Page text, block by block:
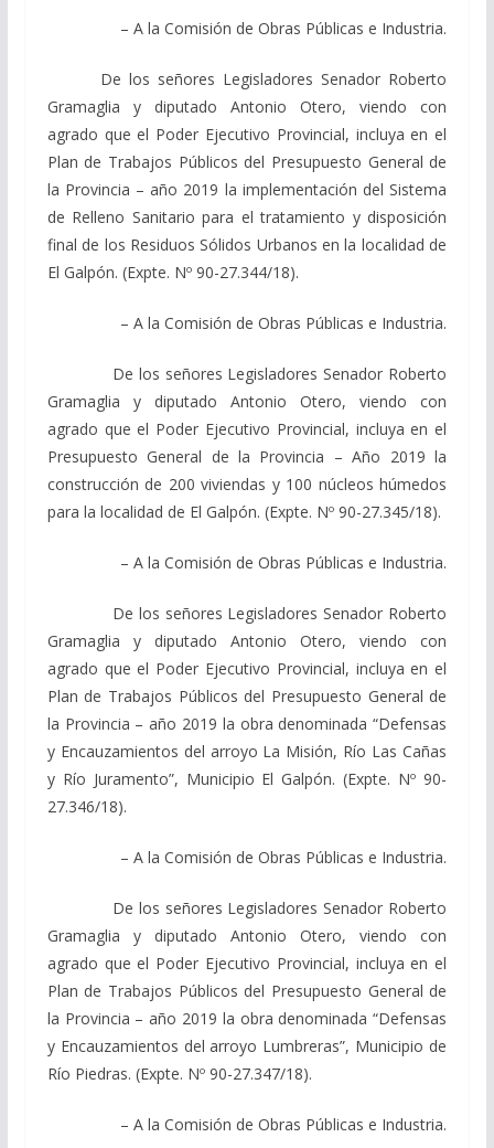
– A la Comisión de Obras Públicas e Industria.
De los señores Legisladores Senador Roberto
Gramaglia y diputado Antonio Otero, viendo con
agrado que el Poder Ejecutivo Provincial, incluya en el
Plan de Trabajos Públicos del Presupuesto General de
la Provincia – año 2019 la implementación del Sistema
de Relleno Sanitario para el tratamiento y disposición
final de los Residuos Sólidos Urbanos en la localidad de
El Galpón. (Expte. Nº 90-27.344/18).
– A la Comisión de Obras Públicas e Industria.
De los señores Legisladores Senador Roberto
Gramaglia y diputado Antonio Otero, viendo con
agrado que el Poder Ejecutivo Provincial, incluya en el
Presupuesto General de la Provincia – Año 2019 la
construcción de 200 viviendas y 100 núcleos húmedos
para la localidad de El Galpón. (Expte. Nº 90-27.345/18).
– A la Comisión de Obras Públicas e Industria.
De los señores Legisladores Senador Roberto
Gramaglia y diputado Antonio Otero, viendo con
agrado que el Poder Ejecutivo Provincial, incluya en el
Plan de Trabajos Públicos del Presupuesto General de
la Provincia – año 2019 la obra denominada “Defensas
y Encauzamientos del arroyo La Misión, Río Las Cañas
y Río Juramento”, Municipio El Galpón. (Expte. Nº 90-
27.346/18).
– A la Comisión de Obras Públicas e Industria.
De los señores Legisladores Senador Roberto
Gramaglia y diputado Antonio Otero, viendo con
agrado que el Poder Ejecutivo Provincial, incluya en el
Plan de Trabajos Públicos del Presupuesto General de
la Provincia – año 2019 la obra denominada “Defensas
y Encauzamientos del arroyo Lumbreras”, Municipio de
Río Piedras. (Expte. Nº 90-27.347/18).
– A la Comisión de Obras Públicas e Industria.